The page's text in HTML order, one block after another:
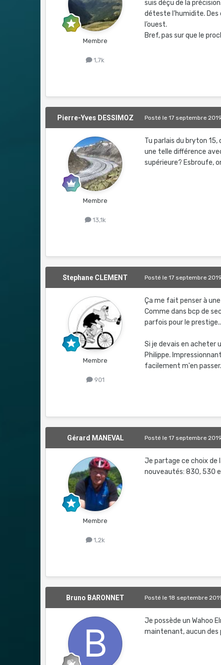
Membre
1,7k
suis déçu de la
déteste l’humidite. Des
l’ouest.
Bref, pas sur que le
Pierre-Yves DESSIMOZ
Membre
13,1k
Postéle 17 septembre
Tu parlais du bryton
une telle différence
supérieure? Esbroufe,
Stephane CLEMENT
Membre
901
Postéle 17 septembre
Ça me fait penser à
Comme dans bcp de
parfois pour le
Si je devais en acheter
Philippe.
facilement m'en
Gérard MANEVAL
Membre
1,2k
Postéle 17 septembre
Je partage ce choix de
nouveautés: 830, 530
Bruno BARONNET Postéle 18 septembre
Je possède un Wahoo
maintenant, aucun des